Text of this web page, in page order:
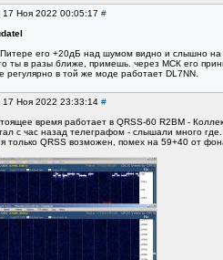
17 Ноя 2022 00:05:17 #
его +20дБ над шумом видно и слышно на
ты в разы ближе, примешь. через МСК его
регулярно в той же моде работает DL7NN.
17 Ноя 2022 23:33:14 #
время работает в QRSS-60 R2BM -
с час назад телеграфом - слышали много
только QRSS возможен, помех на 59+40 от